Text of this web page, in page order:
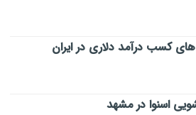
کسب درآمد دلاری در ایران
اسنوا در مشهد